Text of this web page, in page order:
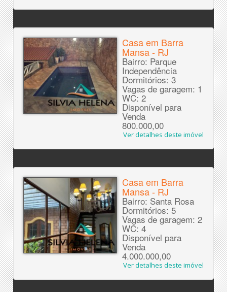
Casa em Barra
Mansa - RJ
Bairro: Parque
Independência
Dormitórios: 3
Vagas de garagem: 1
WC: 2
Disponível para
Venda
800.000,00
Ver detalhes deste imóvel
Casa em Barra
Mansa - RJ
Bairro: Santa Rosa
Dormitórios: 5
Vagas de garagem: 2
WC: 4
Disponível para
Venda
4.000.000,00
Ver detalhes deste imóvel